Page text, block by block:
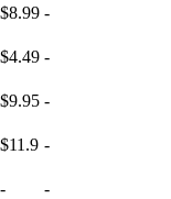
$8.99 -
$4.49 -
$9.95 -
$11.9 -
- -